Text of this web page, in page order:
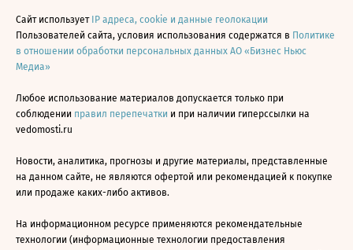
Сайт использует IP адреса, cookie и данные геолокации
Пользователей сайта, условия использования содержатся в Политике
в отношении обработки персональных данных АО «Бизнес Ньюс
Медиа»
Любое использование материалов допускается только при
соблюдении правил перепечатки и при наличии гиперссылки на
vedomosti.ru
Новости, аналитика, прогнозы и другие материалы, представленные
на данном сайте, не являются офертой или рекомендацией к покупке
или продаже каких-либо активов.
На информационном ресурсе применяются рекомендательные
технологии (информационные технологии предоставления